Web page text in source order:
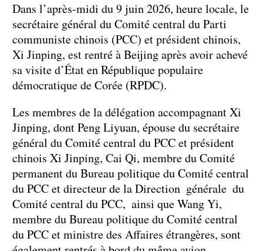
Dans l’après-midi du 9 juin 2026, heure locale, le
secrétaire général du Comité central du Parti
communiste chinois (PCC) et président chinois,
Xi Jinping, est rentré à Beijing après avoir achevé
sa visite d’État en République populaire
démocratique de Corée (RPDC).
Les membres de la délégation accompagnant Xi
Jinping, dont Peng Liyuan, épouse du secrétaire
général du Comité central du PCC et président
chinois Xi Jinping, Cai Qi, membre du Comité
permanent du Bureau politique du Comité central
du PCC et directeur de la Direction générale du
Comité central du PCC, ainsi que Wang Yi,
membre du Bureau politique du Comité central
du PCC et ministre des Affaires étrangères, sont